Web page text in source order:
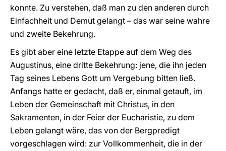
konnte. Zu verstehen, daß man zu den anderen durch
Einfachheit und Demut gelangt – das war seine wahre
und zweite Bekehrung.
Es gibt aber eine letzte Etappe auf dem Weg des
Augustinus, eine dritte Bekehrung: jene, die ihn jeden
Tag seines Lebens Gott um Vergebung bitten ließ.
Anfangs hatte er gedacht, daß er, einmal getauft, im
Leben der Gemeinschaft mit Christus, in den
Sakramenten, in der Feier der Eucharistie, zu dem
Leben gelangt wäre, das von der Bergpredigt
vorgeschlagen wird: zur Vollkommenheit, die in der